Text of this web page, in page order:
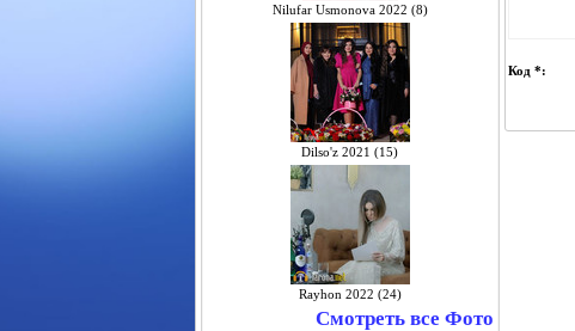
Nilufar Usmonova 2022 (8)
Dilso'z 2021 (15)
Rayhon 2022 (24)
Смотреть все Фото
Код *: